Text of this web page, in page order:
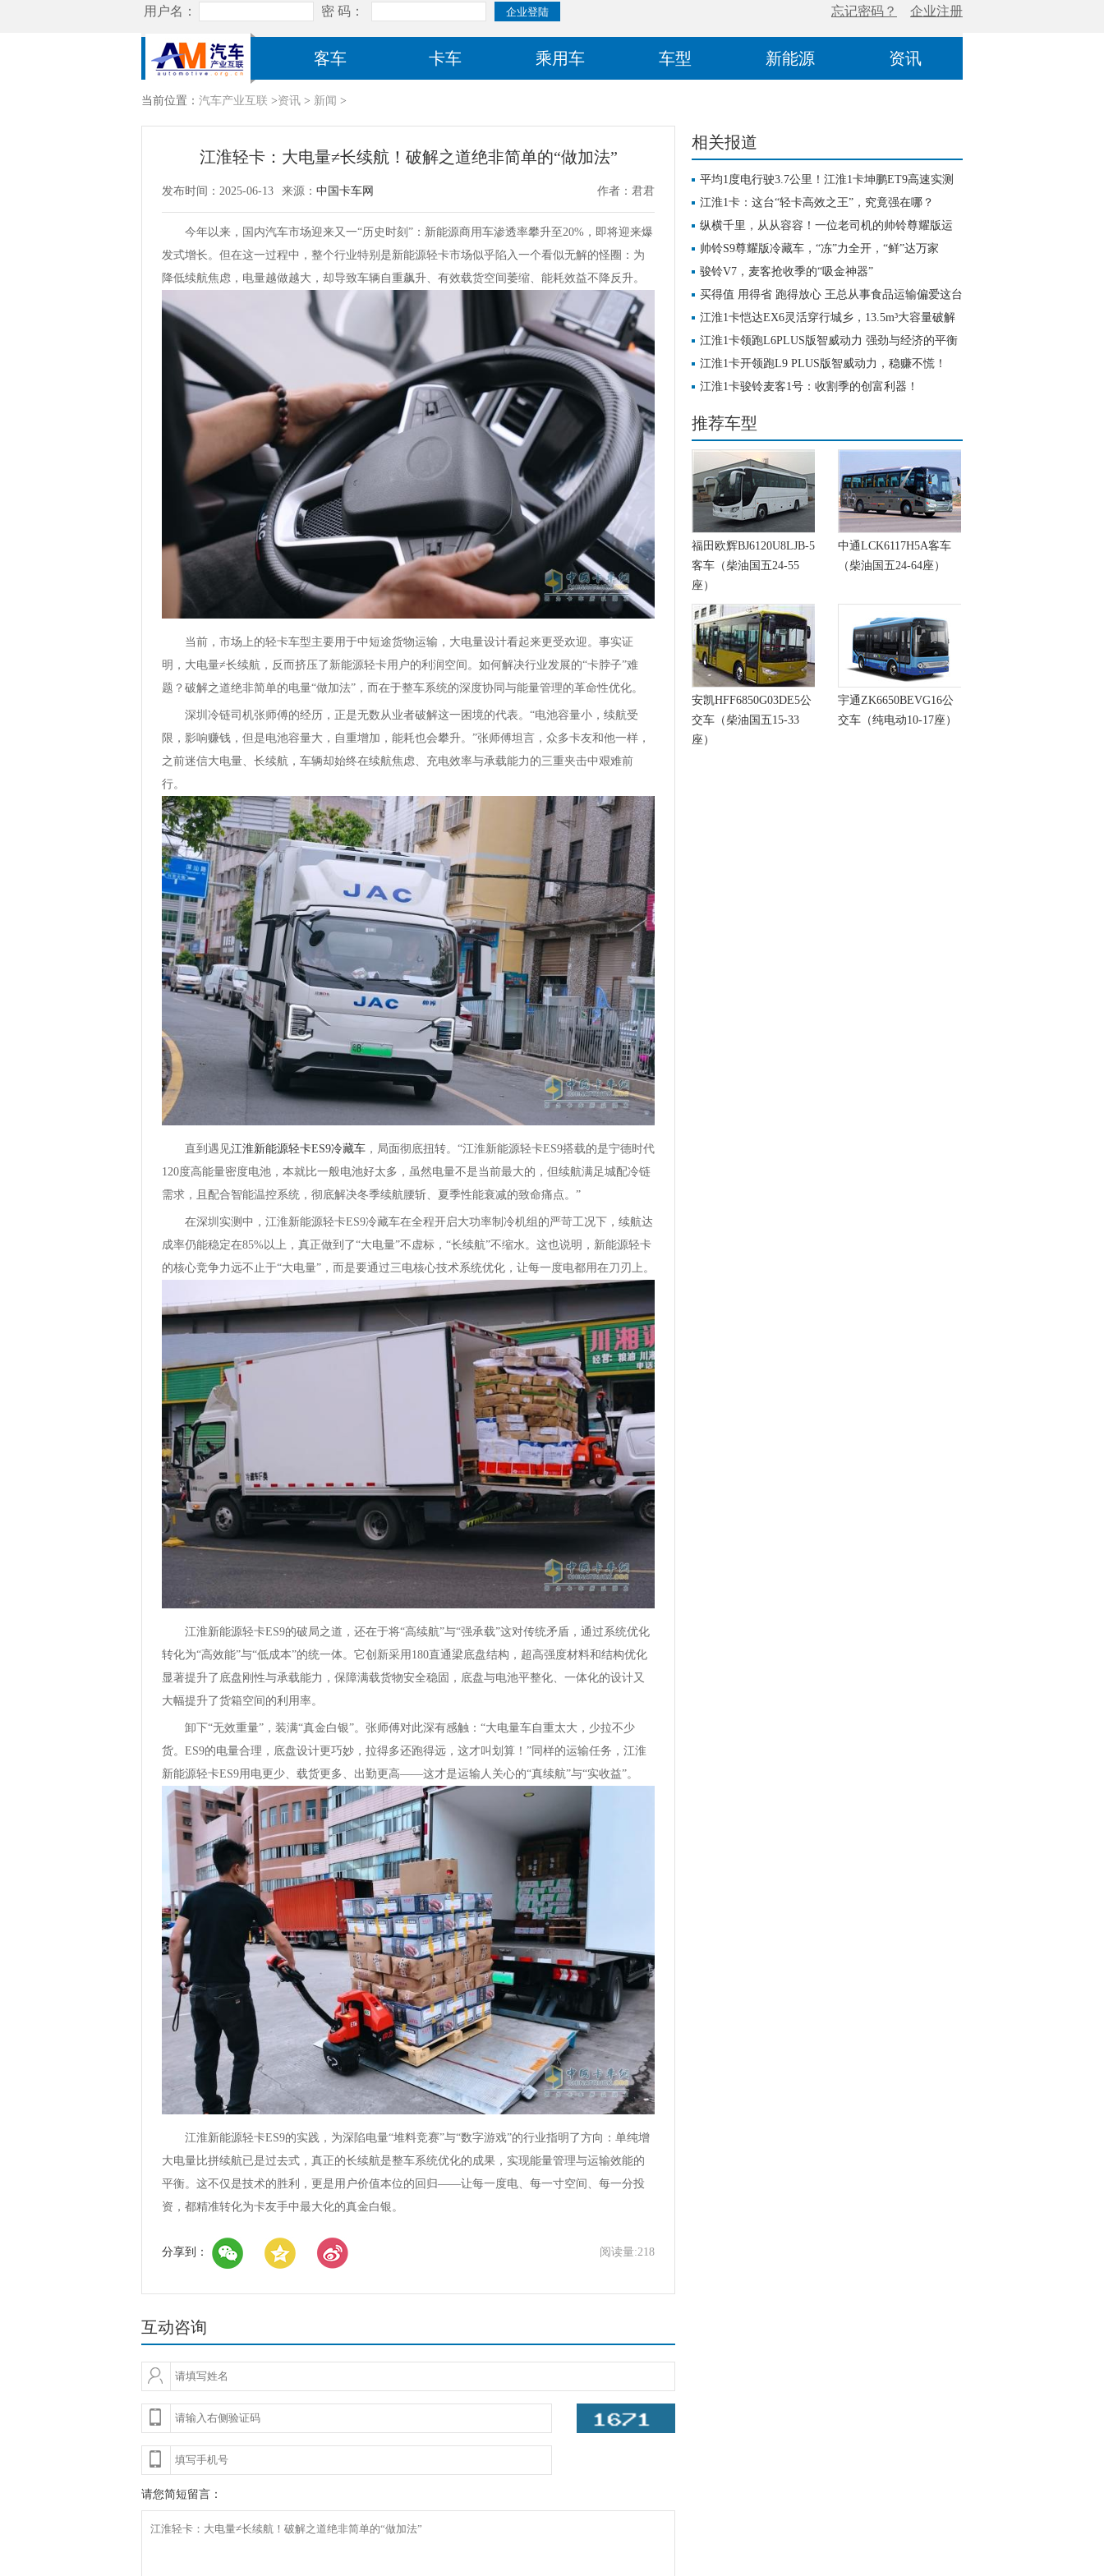
客车 卡车 乘用车 车型 新能源 资讯
当前位置： 汽车产业互联 >资讯 > 新闻 >
江淮轻卡：大电量≠长续航！破解之道绝非简单的“做加法”
发布时间：2025-06-13 来源： 中国卡车网 作者：君君
今年以来，国内汽车市场迎来又一“历史时刻”：新能源商用车渗透率攀升至20%，即将迎来爆
发式增长。但在这一过程中，整个行业特别是新能源轻卡市场似乎陷入一个看似无解的怪圈：为
降低续航焦虑，电量越做越大，却导致车辆自重飙升、有效载货空间萎缩、能耗效益不降反升。
当前，市场上的轻卡车型主要用于中短途货物运输，大电量设计看起来更受欢迎。事实证
明，大电量≠长续航，反而挤压了新能源轻卡用户的利润空间。如何解决行业发展的“卡脖子”难
题？破解之道绝非简单的电量“做加法”，而在于整车系统的深度协同与能量管理的革命性优化。
深圳冷链司机张师傅的经历，正是无数从业者破解这一困境的代表。“电池容量小，续航受
限，影响赚钱，但是电池容量大，自重增加，能耗也会攀升。”张师傅坦言，众多卡友和他一样，
之前迷信大电量、长续航，车辆却始终在续航焦虑、充电效率与承载能力的三重夹击中艰难前
行。
直到遇见江淮新能源轻卡ES9冷藏车 ，局面彻底扭转。“江淮新能源轻卡ES9搭载的是宁德时代
120度高能量密度电池，本就比一般电池好太多，虽然电量不是当前最大的，但续航满足城配冷链
需求，且配合智能温控系统，彻底解决冬季续航腰斩、夏季性能衰减的致命痛点。”
在深圳实测中，江淮新能源轻卡ES9冷藏车在全程开启大功率制冷机组的严苛工况下，续航达
成率仍能稳定在85%以上，真正做到了“大电量”不虚标，“长续航”不缩水。这也说明，新能源轻卡
的核心竞争力远不止于“大电量”，而是要通过三电核心技术系统优化，让每一度电都用在刀刃上。
江淮新能源轻卡ES9的破局之道，还在于将“高续航”与“强承载”这对传统矛盾，通过系统优化
转化为“高效能”与“低成本”的统一体。它创新采用180直通梁底盘结构，超高强度材料和结构优化
显著提升了底盘刚性与承载能力，保障满载货物安全稳固，底盘与电池平整化、一体化的设计又
大幅提升了货箱空间的利用率。
卸下“无效重量”，装满“真金白银”。张师傅对此深有感触：“大电量车自重太大，少拉不少
货。ES9的电量合理，底盘设计更巧妙，拉得多还跑得远，这才叫划算！”同样的运输任务，江淮
新能源轻卡ES9用电更少、载货更多、出勤更高——这才是运输人关心的“真续航”与“实收益”。
江淮新能源轻卡ES9的实践，为深陷电量“堆料竞赛”与“数字游戏”的行业指明了方向：单纯增
大电量比拼续航已是过去式，真正的长续航是整车系统优化的成果，实现能量管理与运输效能的
平衡。这不仅是技术的胜利，更是用户价值本位的回归——让每一度电、每一寸空间、每一分投
资，都精准转化为卡友手中最大化的真金白银。
分享到： 阅读量:218
互动咨询
请您简短留言：
相关报道
平均1度电行驶3.7公里！江淮1卡坤鹏ET9高速实测
验证产品实力
江淮1卡：这台“轻卡高效之王”，究竟强在哪？
纵横千里，从从容容！一位老司机的帅铃尊耀版运
营实录
帅铃S9尊耀版冷藏车，“冻”力全开，“鲜”达万家
骏铃V7，麦客抢收季的“吸金神器”
买得值 用得省 跑得放心 王总从事食品运输偏爱这台
车江淮1卡恺达EX6灵活穿行城乡，13.5m³大容量破解
短途配送难题
江淮1卡领跑L6PLUS版智威动力 强劲与经济的平衡
江淮1卡开领跑L9 PLUS版智威动力，稳赚不慌！
江淮1卡骏铃麦客1号：收割季的创富利器！
推荐车型
福田欧辉BJ6120U8LJB-5
客车（柴油国五24-55
座）
中通LCK6117H5A客车
（柴油国五24-64座）
安凯HFF6850G03DE5公
交车（柴油国五15-33
座）
宇通ZK6650BEVG16公
交车（纯电动10-17座）